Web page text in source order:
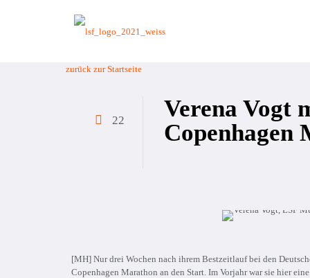
zurück zur Startseite
22
Verena Vogt
Copenhagen
[MH] Nur drei Wochen nach ihrem Bestzeitlauf bei den
Copenhagen Marathon an den Start. Im Vorjahr war sie hier